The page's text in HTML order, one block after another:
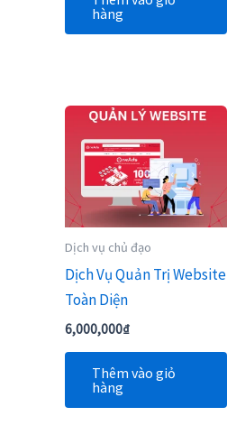
hàng
Dịch vụ chủ đạo
Dịch Vụ Quản Trị Website
Toàn Diện
6,000,000₫
Thêm vào giỏ
hàng